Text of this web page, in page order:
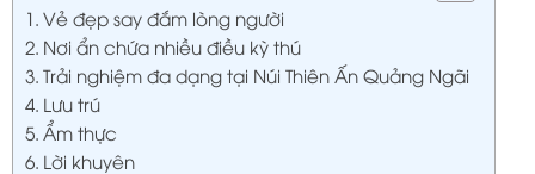
Vẻ đẹp say đắm lòng người
Nơi ẩn chứa nhiều điều kỳ thú
Trải nghiệm đa dạng tại Núi Thiên Ấn Quảng Ngãi
Lưu trú
Ẩm thực
Lời khuyên